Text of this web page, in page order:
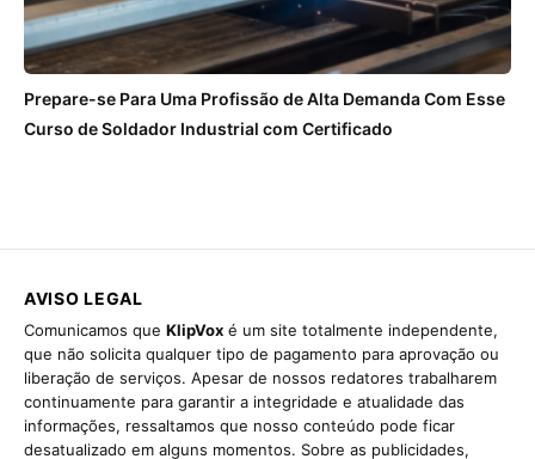
Prepare-se Para Uma Profissão de Alta Demanda Com Esse
Curso de Soldador Industrial com Certificado
AVISO LEGAL
Comunicamos que KlipVox é um site totalmente independente,
que não solicita qualquer tipo de pagamento para aprovação ou
liberação de serviços. Apesar de nossos redatores trabalharem
continuamente para garantir a integridade e atualidade das
informações, ressaltamos que nosso conteúdo pode ficar
desatualizado em alguns momentos. Sobre as publicidades,